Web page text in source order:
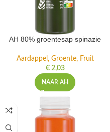
AH 80% groentesap spinazie
Aardappel, Groente, Fruit
€2,03
NAAR AH